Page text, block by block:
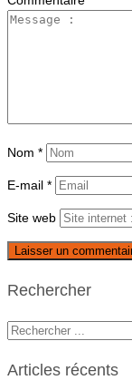
Nom *
E-mail *
Site web
Rechercher
Articles récents